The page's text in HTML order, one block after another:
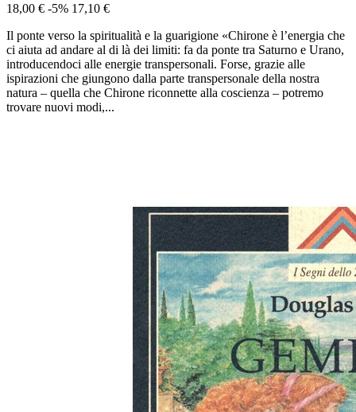
18,00 € -5% 17,10 €
Il ponte verso la spiritualità e la guarigione «Chirone è l’energia che
ci aiuta ad andare al di là dei limiti: fa da ponte tra Saturno e Urano,
introducendoci alle energie transpersonali. Forse, grazie alle
ispirazioni che giungono dalla parte transpersonale della nostra
natura – quella che Chirone riconnette alla coscienza – potremo
trovare nuovi modi,...